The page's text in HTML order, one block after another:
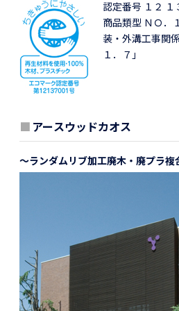
認定番号 １２ １
商品類型 ＮＯ
装・外溝工事関
１．７」
■ アースウッドカオス
～ランダムリブ加工廃木・廃プラ